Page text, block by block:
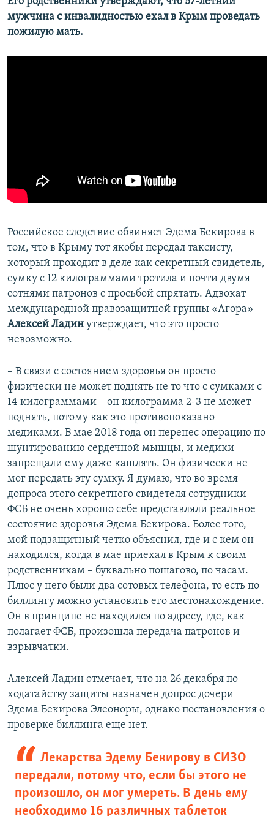
мужчина с инвалидностью ехал в Крым проведать
пожилую мать.
Российское следствие обвиняет Эдема Бекирова в
том, что в Крыму тот якобы передал таксисту,
который проходит в деле как секретный свидетель,
сумку с 12 килограммами тротила и почти двумя
сотнями патронов с просьбой спрятать. Адвокат
международной правозащитной группы «Агора»
Алексей Ладин утверждает, что это просто
невозможно.
– В связи с состоянием здоровья он просто
физически не может поднять не то что с сумками с
14 килограммами – он килограмма 2-3 не может
поднять, потому как это противопоказано
медиками. В мае 2018 года он перенес операцию по
шунтированию сердечной мышцы, и медики
запрещали ему даже кашлять. Он физически не
мог передать эту сумку. Я думаю, что во время
допроса этого секретного свидетеля сотрудники
ФСБ не очень хорошо себе представляли реальное
состояние здоровья Эдема Бекирова. Более того,
мой подзащитный четко объяснил, где и с кем он
находился, когда в мае приехал в Крым к своим
родственникам – буквально пошагово, по часам.
Плюс у него были два сотовых телефона, то есть по
биллингу можно установить его местонахождение.
Он в принципе не находился по адресу, где, как
полагает ФСБ, произошла передача патронов и
взрывчатки.
Алексей Ладин отмечает, что на 26 декабря по
ходатайству защиты назначен допрос дочери
Эдема Бекирова Элеоноры, однако постановления о
проверке биллинга еще нет.
Лекарства Эдему Бекирову в СИЗО
передали, потому что, если бы этого не
произошло, он мог умереть. В день ему
необходимо 16 различных таблеток